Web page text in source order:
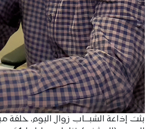
بثت إذاعة الشبـــاب زوال اليوم، حلقة